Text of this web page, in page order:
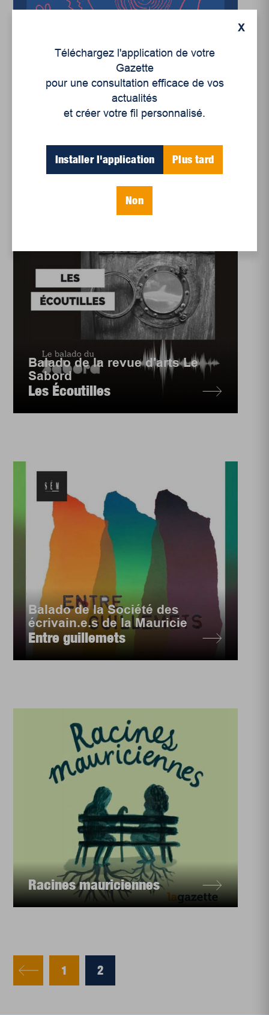
Balado du Pôle d'économie
sociale de la Mauricie
affaires
Balado de la revue d'arts Le
Sabord
Les Écoutilles
Balado de la Société des
écrivain.e.s de la Mauricie
Entre guillemets
Racines mauriciennes
1 2
X
Téléchargez l'application de votre
Gazette
pour une consultation efficace de vos
actualités
et créer votre fil personnalisé.
Installer l'application Plus tard
Non